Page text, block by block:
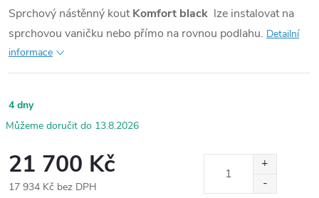
Sprchový nástěnný koutKomfort black lze instalovat na
sprchovou vaničku nebo přímo na rovnou podlahu. Detailní
informace
4 dny
13.8.2026
21 700 Kč
17 934 Kč bez DPH